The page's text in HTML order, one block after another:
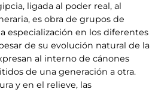
ligada al poder real, al
es obra de grupos de
especialización en los diferentes
de su evolución natural de la
al interno de cánones
de una generación a otra.
y en el relieve, las